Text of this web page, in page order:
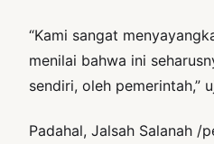
“Kami sangat
menilai bahwa ini
sendiri, oleh pemerintah,”
Padahal, Jalsah Salanah